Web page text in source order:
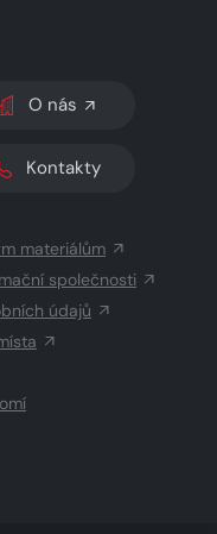
SVĚTLÝ/TMAVÝ REŽIM
O nás
Kontakty
materiálům
společnosti
údajů